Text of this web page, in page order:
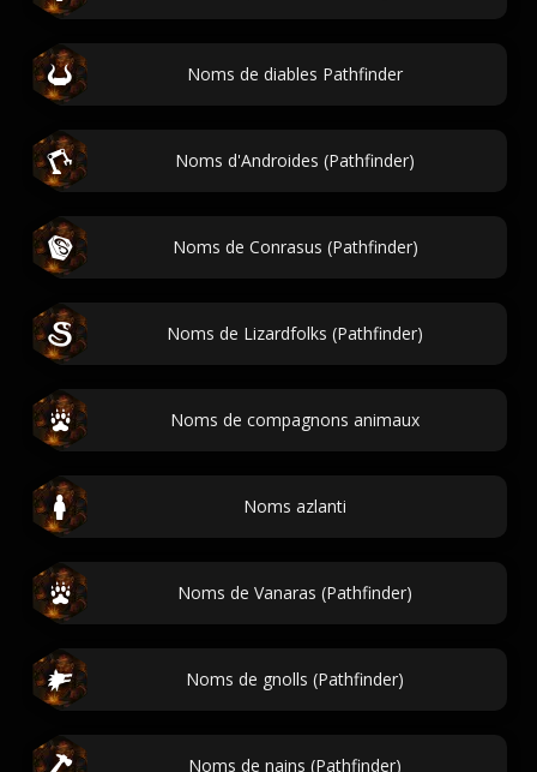
Noms de diables Pathfinder
Noms d'Androides (Pathfinder)
Noms de Conrasus (Pathfinder)
Noms de Lizardfolks (Pathfinder)
Noms de compagnons animaux
Noms azlanti
Noms de Vanaras (Pathfinder)
Noms de gnolls (Pathfinder)
Noms de nains (Pathfinder)